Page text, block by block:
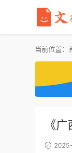
当前位置：
《